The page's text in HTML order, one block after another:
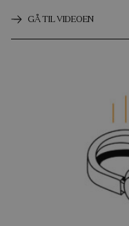
GÅ TIL VIDEOEN